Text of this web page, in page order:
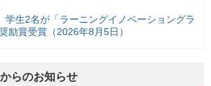
学生2名が「ラーニングイノベーショングラ
励賞受賞（2026年8月5日）
らのお知らせ